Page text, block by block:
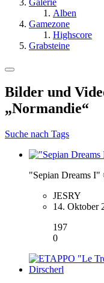
Galerie
Alben
Gamezone
Highscore
Grabsteine
Bilder und
„Normandie“
Suche nach Tags
"Sepian Dreams
JESRY
14. Oktober
197
0